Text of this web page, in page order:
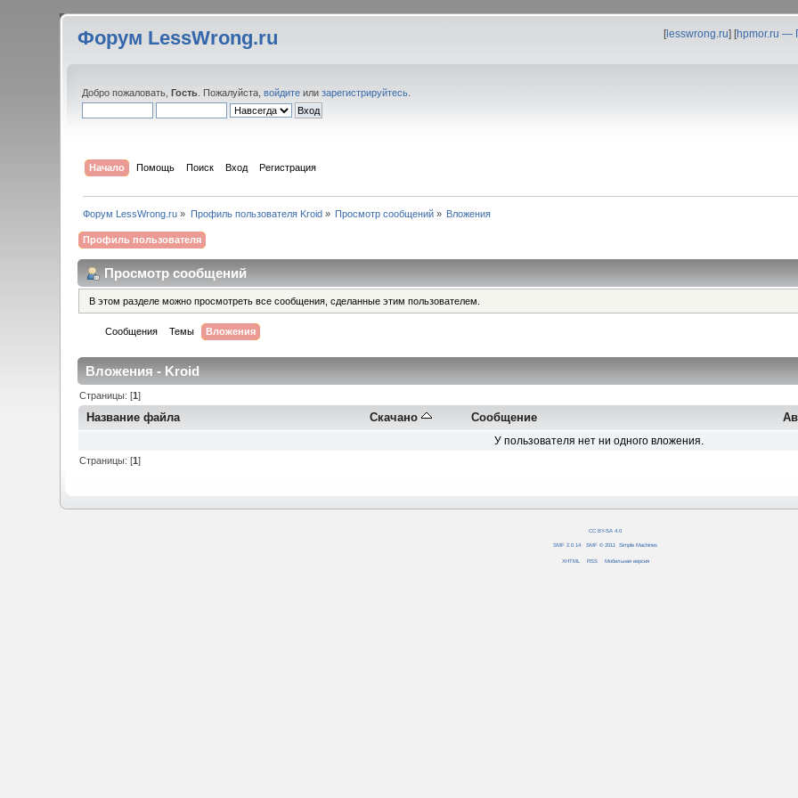
Форум LessWrong.ru [lesswrong.ru] [hpmor.ru
Добро пожаловать,Гость . Пожалуйста,войдите илизарегистрируйтесь
Начало Помощь Поиск Вход Регистрация
Форум LessWrong.ru » Профиль пользователя Kroid» Просмотр сообщений » Вложения
Профиль пользователя
Просмотр сообщений
В этом разделе можно просмотреть все сообщения, сделанные этим пользователем.
Сообщения Темы Вложения
Вложения - Kroid
Страницы: [1]
Название файла Скачано Сообщение
У пользователя нет ни одного вложения.
Страницы: [1]
CC BY-SA 4.0
SMF 2.0.14 SMF © 2011 Simple Machines
XHTML RSS Мобильная версия